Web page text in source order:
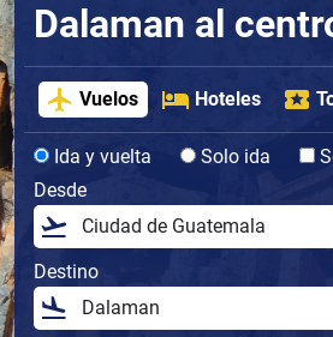
Dalaman al
Vuelos Hoteles
Ida y vuelta Solo ida
Desde
Destino